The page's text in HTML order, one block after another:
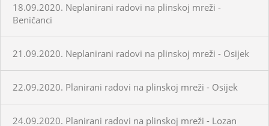
18.09.2020. Neplanirani radovi na plinskoj mreži -
Beničanci
21.09.2020. Neplanirani radovi na plinskoj mreži - Osijek
22.09.2020. Planirani radovi na plinskoj mreži - Osijek
24.09.2020. Planirani radovi na plinskoj mreži - Lozan